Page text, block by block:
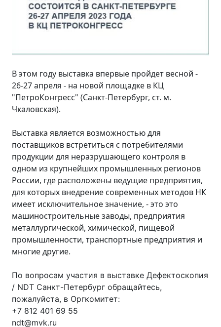
В этом году выставка впервые пройдет весной -
26-27 апреля - на новой площадке в КЦ
"ПетроКонгресс" (Санкт-Петербург, ст. м.
Чкаловская).
Выставка является возможностью для
поставщиков встретиться с потребителями
продукции для неразрушающего контроля в
одном из крупнейших промышленных регионов
России, где расположены ведущие предприятия,
для которых внедрение современных методов НК
имеет исключительное значение, - это это
машиностроительные заводы, предприятия
металлургической, химической, пищевой
промышленности, транспортные предприятия и
многие другие.
По вопросам участия в выставке Дефектоскопия
/ NDT Санкт-Петербург обращайтесь,
пожалуйста, в Оргкомитет:
+7 812 401 69 55
ndt@mvk.ru